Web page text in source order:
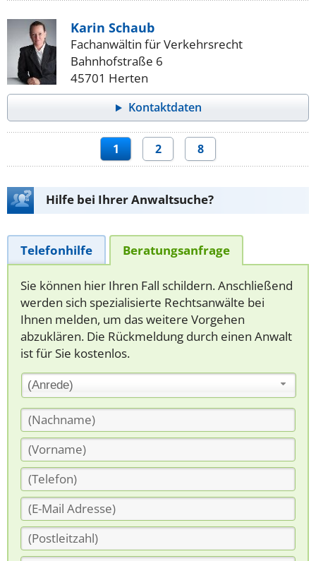
Karin Schaub
Fachanwältin für Verkehrsrecht
Bahnhofstraße 6
45701 Herten
Kontaktdaten
1 2 8
Hilfe bei Ihrer Anwaltsuche?
Telefonhilfe Beratungsanfrage
Sie können hier Ihren Fall schildern. Anschließend
werden sich spezialisierte Rechtsanwälte bei
Ihnen melden, um das weitere Vorgehen
abzuklären. Die Rückmeldung durch einen Anwalt
ist für Sie kostenlos.
(Anrede)